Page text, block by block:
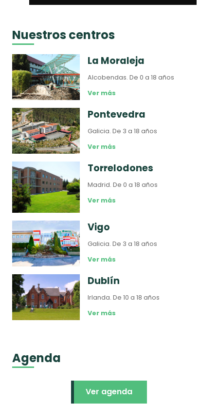
Nuestros centros
La Moraleja
Alcobendas.De 0 a 18 años
Ver más
Pontevedra
Galicia.De 3 a 18 años
Ver más
Torrelodones
Madrid.De 0 a 18 años
Ver más
Vigo
Galicia.De 3 a 18 años
Ver más
Dublín
Irlanda.De 10 a 18 años
Ver más
Agenda
Ver agenda